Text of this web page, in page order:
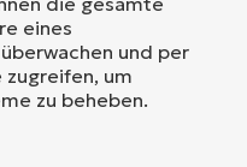
eines
und per
zugreifen, um
zu beheben.